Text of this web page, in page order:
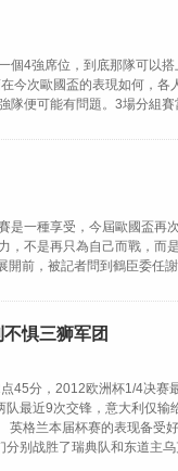
4強席位，到底那隊可以搭
次歐國盃的表現如何，各
隊便可能有問題。3場分組
一種享受，今屆歐國盃再
，不是再只為自己而戰，而
，被記者問到鶴臣委任謝
惧三狮军团
分，2012欧洲杯1/4决赛
队最近9次交锋，意大利仅
兰本届杯赛的表现备受好
分别战胜了瑞典队和东道主